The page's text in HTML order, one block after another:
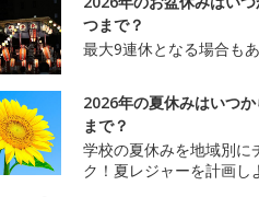
つまで？
最大9連休となる場合も
2026年の夏休みはいつ
まで？
学校の夏休みを地域別に
ク！夏レジャーを計画し